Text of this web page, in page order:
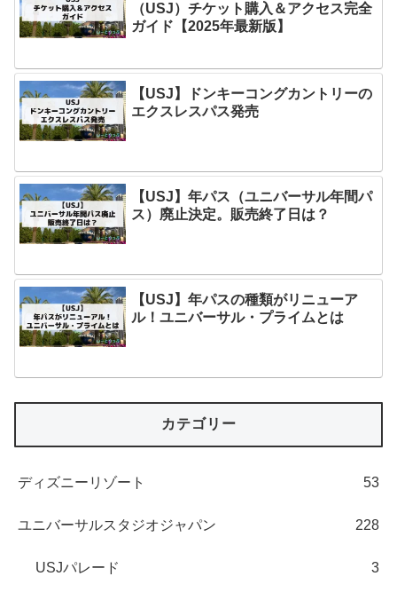
（USJ）チケット購入＆アクセス完全
ガイド【2025年最新版】
【USJ】ドンキーコングカントリーの
エクスレスパス発売
【USJ】年パス（ユニバーサル年間パ
ス）廃止決定。販売終了日は？
【USJ】年パスの種類がリニューア
ル！ユニバーサル・プライムとは
カテゴリー
ディズニーリゾート 53
ユニバーサルスタジオジャパン 228
USJパレード 3